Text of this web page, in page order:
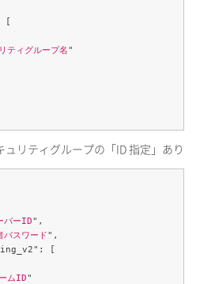
[
ティグループ名"
ュリティグループの「ID 指定」あり
バーID",
パスワード",
[
ムID"